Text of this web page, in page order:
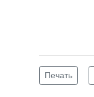
Печать